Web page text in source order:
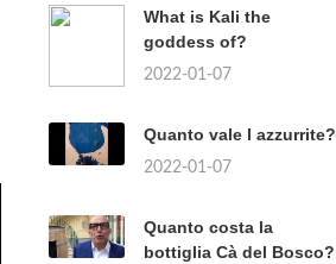
What is Kali the
goddess of?
2022-01-07
Quanto vale l azzurrite?
2022-01-07
Quanto costa la
bottiglia Cà del Bosco?